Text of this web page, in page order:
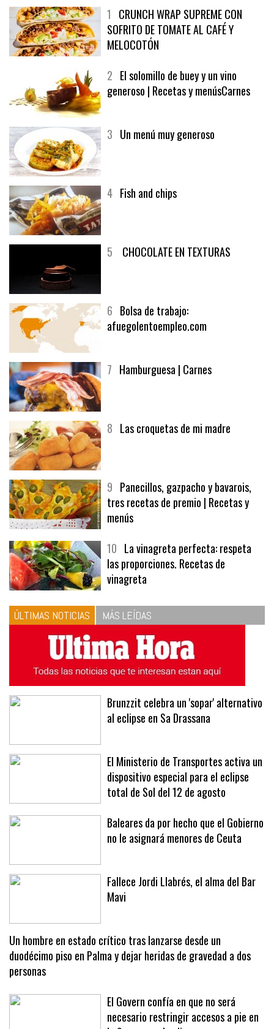
1CRUNCH WRAP SUPREME CON
SOFRITO DE TOMATE AL CAFÉ Y
MELOCOTÓN
2El solomillo de buey y un vino
6Bolsa de trabajo:
9Panecillos, gazpacho y bavarois,
tres recetas de premio | Recetas y
menús
10La vinagreta perfecta: respeta
las proporciones. Recetas de
vinagreta
ÚLTIMAS NOTICIAS MÁS LEÍDAS
Brunzzit celebra un 'sopar' alternativo
El Ministerio de Transportes activa un
dispositivo especial para el eclipse
total de Sol del 12 de agosto
Baleares da por hecho que el Gobierno
Fallece Jordi Llabrés, el alma del Bar
Un hombre en estado crítico tras lanzarse desde un
duodécimo piso en Palma y dejar heridas de gravedad a dos
personas
El Govern confía en que no será